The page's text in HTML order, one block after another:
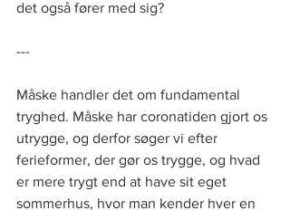
det også fører med sig?
---
Måske handler det om fundamental
tryghed. Måske har coronatiden gjort os
utrygge, og derfor søger vi efter
ferieformer, der gør os trygge, og hvad
er mere trygt end at have sit eget
sommerhus, hvor man kender hver en